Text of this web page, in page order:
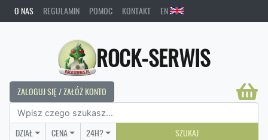
O NAS REGULAMIN POMOC KONTAKT EN
ROCK-SERWIS
ZALOGUJ SIĘ / ZAŁÓŻ KONTO
DZIAŁ CENA 24H? SZUKAJ